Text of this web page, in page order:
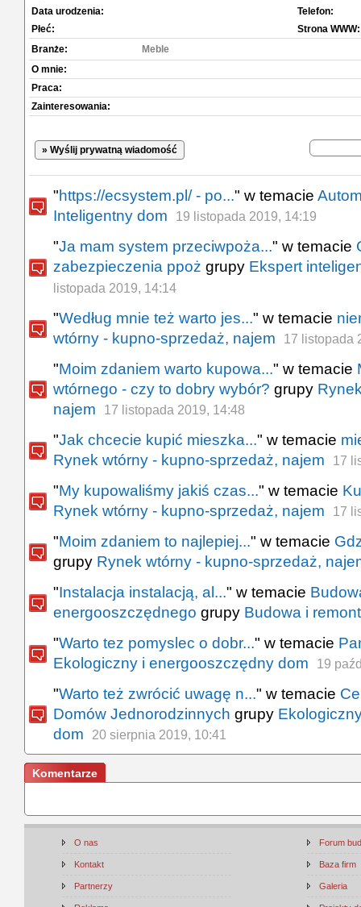
Data urodzenia:
Płeć:
Telefon:
Strona WWW:
Branże:
Meble
O mnie:
Praca:
Zainteresowania:
» Wyślij prywatną wiadomość
"https://ecsystem.pl/ - po..." w temacie
Inteligentny dom
19 listopada 2019, 14:19
"Ja mam system przeciwpoża..." w temacie
zabezpieczenia ppoż grupy Ekspert
listopada 2019, 14:14
"Według mnie też warto jes..." w temacie
wtórny - kupno-sprzedaż, najem
17 listopada
"Moim zdaniem warto kupowa..." w temacie
wtórnego - czy to dobry wybór? grupy
najem
17 listopada 2019, 14:48
"Jak chcecie kupić mieszka..." w temacie
Rynek wtórny - kupno-sprzedaż, najem
17
"My kupowaliśmy jakiś czas..." w temacie
Rynek wtórny - kupno-sprzedaż, najem
17
"Moim zdaniem to najlepiej..." w temacie
grupy Rynek wtórny - kupno-sprzedaż,
"Instalacja instalacją, al..." w temacie
energooszczędnego grupy Budowa i remont
"Warto tez pomyslec o dobr..." w temacie
Ekologiczny i energooszczędny dom
19
"Warto też zwrócić uwagę n..." w temacie
Domów Jednorodzinnych grupy
dom
20 sierpnia 2019, 10:41
Komentarze
O nas
Kontakt
Partnerzy
Forum
Baza firm
Galeria